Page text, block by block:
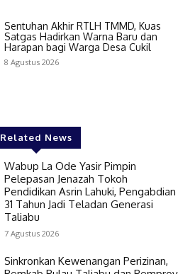
Sentuhan Akhir RTLH TMMD, Kuas
Satgas Hadirkan Warna Baru dan
Harapan bagi Warga Desa Cukil
8 Agustus 2026
Related News
Wabup La Ode Yasir Pimpin
Pelepasan Jenazah Tokoh
Pendidikan Asrin Lahuki, Pengabdian
31 Tahun Jadi Teladan Generasi
Taliabu
7 Agustus 2026
Sinkronkan Kewenangan Perizinan,